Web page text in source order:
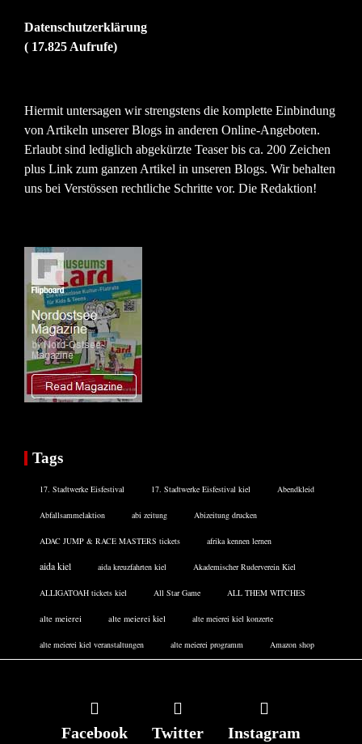
Datenschutzerklärung
( 17.825 Aufrufe)
Hiermit untersagen wir strengstens die komplette Einbindung
von Artikeln unserer Blogs in anderen Online-Angeboten.
Erlaubt sind lediglich abgekürzte Teaser bis ca. 200 Zeichen
plus Link zum ganzen Artikel in unseren Blogs. Wir behalten
uns bei Verstössen rechtliche Schritte vor. Die Redaktion!
Tags
17. Stadtwerke Eisfestival 17. Stadtwerke Eisfestival kiel Abendkleid
Abfallsammelaktion abi zeitung Abizeitung drucken
ADAC JUMP & RACE MASTERS tickets afrika kennen lernen
aida kiel aida kreuzfahrten kiel Akademischer Ruderverein Kiel
ALLIGATOAH tickets kiel All Star Game ALL THEM WITCHES
alte meierei alte meierei kiel alte meierei kiel konzerte
alte meierei kiel veranstaltungen alte meierei programm Amazon shop
Facebook Twitter Instagram